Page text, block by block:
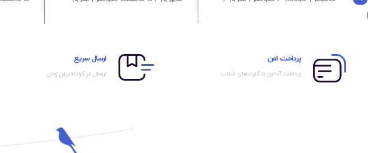
پرداخت امن
پرداخت آنلاین با کارت‌های شتاب
ارسال سریع
ارسال در کوتاه‌ترین زمان